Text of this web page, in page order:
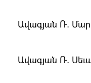
Ավագյան Ռ.
Ավագյան Ռ.